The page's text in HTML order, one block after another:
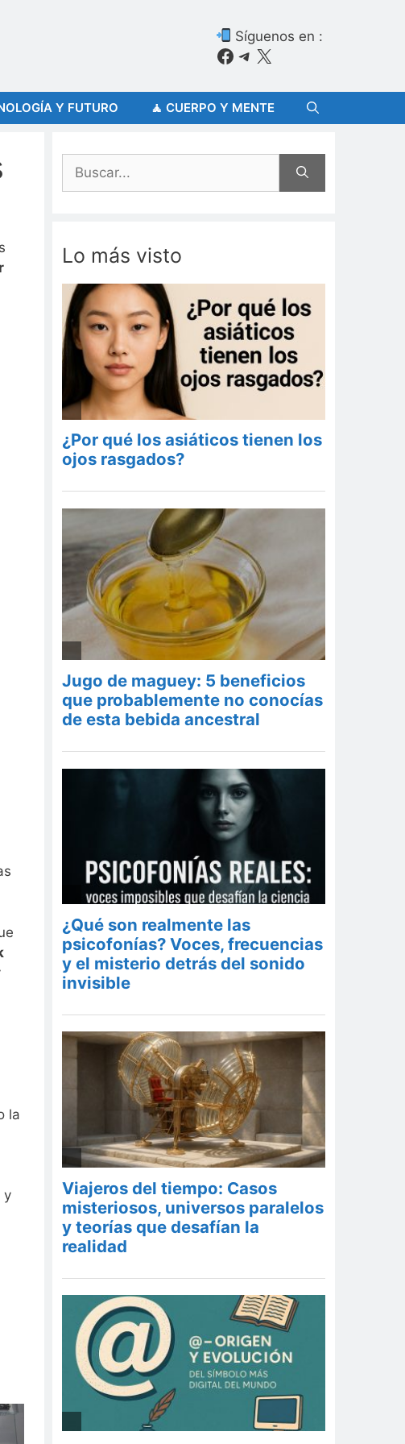
Síguenos en :
Facebook
Telegram
X
Y FUTURO 🧘 CUERPO Y MENTE
la
y
Buscar:
Lo más visto